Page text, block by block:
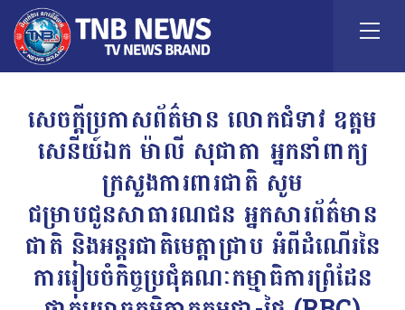
សេចក្តីប្រកាសព័ត៌មាន លោកជំទាវ ឧត្តម
សេនីយ៍ឯក ម៉ាលី សុជាតា អ្នកនាំពាក្យ
ក្រសួងការពារជាតិ សូម
ជម្រាបជូនសាធារណជន អ្នកសារព័ត៌មាន
ជាតិ និងអន្តរជាតិមេត្តាជ្រាប អំពីដំណើរនៃ
ការរៀបចំកិច្ចប្រជុំគណៈកម្មាធិការព្រំដែន